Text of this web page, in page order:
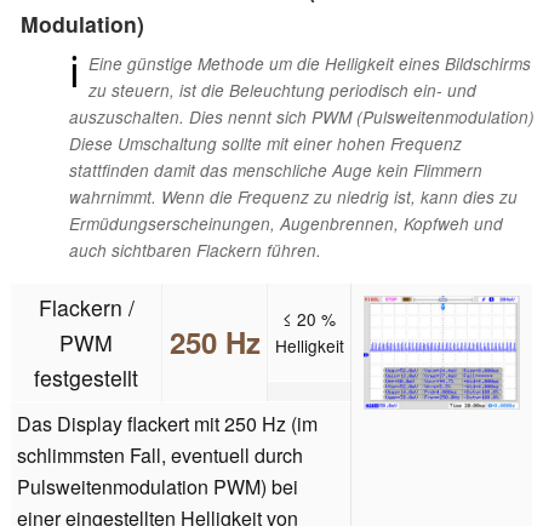
Modulation)
ℹ Eine günstige Methode um die Helligkeit eines Bildschirms
zu steuern, ist die Beleuchtung periodisch ein- und
auszuschalten. Dies nennt sich PWM (Pulsweitenmodulation)
Diese Umschaltung sollte mit einer hohen Frequenz
stattfinden damit das menschliche Auge kein Flimmern
wahrnimmt. Wenn die Frequenz zu niedrig ist, kann dies zu
Ermüdungserscheinungen, Augenbrennen, Kopfweh und
auch sichtbaren Flackern führen.
Flackern /
PWM
festgestellt
250 Hz
≤ 20 %
Helligkeit
Das Display flackert mit 250 Hz (im
schlimmsten Fall, eventuell durch
Pulsweitenmodulation PWM) bei
einer eingestellten Helligkeit von